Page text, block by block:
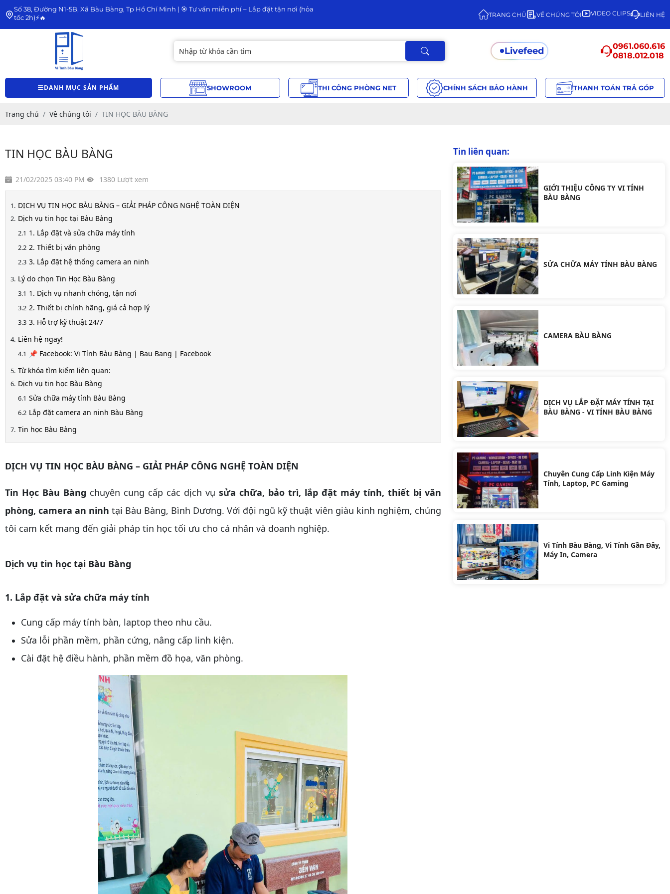
Số 38, Đường N1-5B, Xã Bàu Bàng, Tp Hồ Chí Minh | 🎯 Tư vấn miễn phí – Lắp đặt tận nơi (hỏa
tốc 2h)⚡🔥
TRANG CHỦ VỀ CHÚNG TÔI VIDEO CLIPS LIÊN HỆ
Livefeed
0961.060.616
0818.012.018
DANH MỤC SẢN PHẨM SHOWROOM THI CÔNG PHÒNG NET CHÍNH SÁCH BẢO HÀNH THANH TOÁN TRẢ GÓP
Trang chủ Về chúng tôi TIN HỌC BÀU BÀNG
TIN HỌC BÀU BÀNG
21/02/2025 03:40 PM 1380 Lượt xem
DỊCH VỤ TIN HỌC BÀU BÀNG – GIẢI PHÁP CÔNG NGHỆ TOÀN DIỆN
Dịch vụ tin học tại Bàu Bàng
1. Lắp đặt và sửa chữa máy tính
2. Thiết bị văn phòng
3. Lắp đặt hệ thống camera an ninh
Lý do chọn Tin Học Bàu Bàng
1. Dịch vụ nhanh chóng, tận nơi
2. Thiết bị chính hãng, giá cả hợp lý
3. Hỗ trợ kỹ thuật 24/7
Liên hệ ngay!
📌 Facebook: Vi Tính Bàu Bàng | Bau Bang | Facebook
Từ khóa tìm kiếm liên quan:
Dịch vụ tin học Bàu Bàng
Sửa chữa máy tính Bàu Bàng
Lắp đặt camera an ninh Bàu Bàng
Tin học Bàu Bàng
DỊCH VỤ TIN HỌC BÀU BÀNG – GIẢI PHÁP CÔNG NGHỆ TOÀN DIỆN
Tin Học Bàu Bàng chuyên cung cấp các dịch vụ sửa chữa, bảo trì, lắp đặt máy tính, thiết bị văn
phòng, camera an ninh tại Bàu Bàng, Bình Dương. Với đội ngũ kỹ thuật viên giàu kinh nghiệm, chúng
tôi cam kết mang đến giải pháp tin học tối ưu cho cá nhân và doanh nghiệp.
Dịch vụ tin học tại Bàu Bàng
1. Lắp đặt và sửa chữa máy tính
Cung cấp máy tính bàn, laptop theo nhu cầu.
Sửa lỗi phần mềm, phần cứng, nâng cấp linh kiện.
Cài đặt hệ điều hành, phần mềm đồ họa, văn phòng.
Tin liên quan:
GIỚI THIỆU CÔNG TY VI TÍNH
BÀU BÀNG
SỬA CHỮA MÁY TÍNH BÀU BÀNG
CAMERA BÀU BÀNG
DỊCH VỤ LẮP ĐẶT MÁY TÍNH TẠI
BÀU BÀNG - VI TÍNH BÀU BÀNG
Chuyên Cung Cấp Linh Kiện Máy
Tính, Laptop, PC Gaming
Vi Tính Bàu Bàng, Vi Tính Gần Đây,
Máy In, Camera